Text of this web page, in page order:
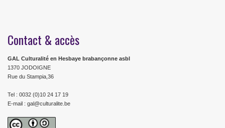
Contact & accès
GAL Culturalité en Hesbaye brabançonne asbl
1370 JODOIGNE
Rue du Stampia,36
Tel : 0032 (0)10 24 17 19
E-mail : gal@culturalite.be